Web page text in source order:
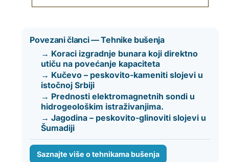
Povezani članci — Tehnike bušenja
→ Koraci izgradnje bunara koji direktno
utiču na povećanje kapaciteta
→ Kučevo – peskovito-kameniti slojevi u
istočnoj Srbiji
→ Prednosti elektromagnetnih sondi u
hidrogeološkim istraživanjima.
→ Jagodina – peskovito-glinoviti slojevi u
Šumadiji
Saznajte više o tehnikama bušenja